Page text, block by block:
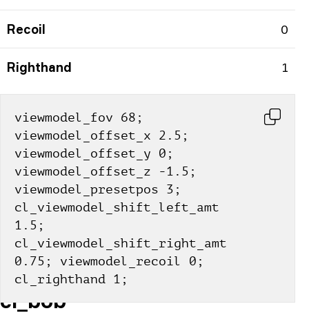
Recoil 0
Righthand 1
viewmodel_fov 68;
viewmodel_offset_x 2.5;
viewmodel_offset_y 0;
viewmodel_offset_z -1.5;
viewmodel_presetpos 3;
cl_viewmodel_shift_left_amt
1.5;
cl_viewmodel_shift_right_amt
0.75; viewmodel_recoil 0;
cl_righthand 1;
cl_bob